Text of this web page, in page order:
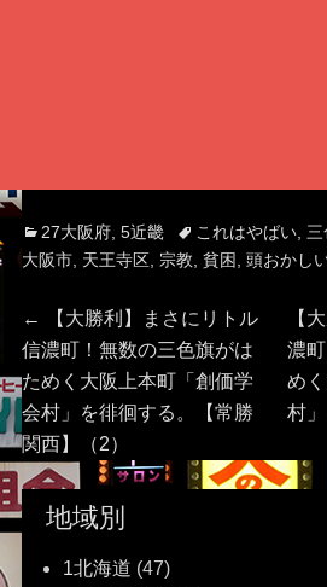
Categories
27大阪府, 5近畿 Tagsこれはやばい,
大阪市, 天王寺区, 宗教 貧困 頭おかし
投
稿
ナ
ビ
ゲ
←
Previous
post:
【大勝利】まさにリトル
信濃町！無数の三色旗がは
ためく大阪上本町「創価学
会村」を徘徊する。【常勝
関西】（2）
Next
post:
【
濃
め
村
地域別
1北海道 (47)